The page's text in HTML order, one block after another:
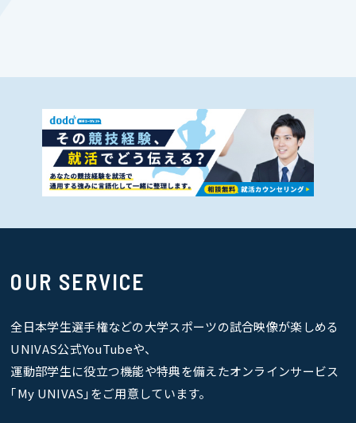
OUR SERVICE
全日本学生選手権などの大学スポーツの試合映像が楽しめる
UNIVAS公式YouTubeや、
運動部学生に役立つ機能や特典を備えたオンラインサービス
｢My UNIVAS｣をご用意しています。